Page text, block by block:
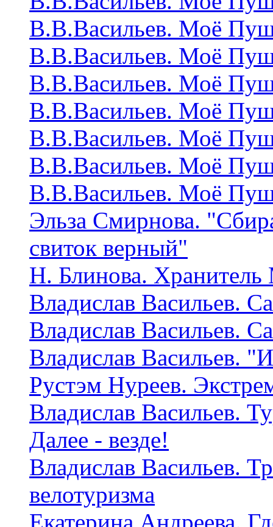
В.В.Васильев. Моё
В.В.Васильев. Моё
В.В.Васильев. Моё
В.В.Васильев. Моё
В.В.Васильев. Моё
В.В.Васильев. Моё
В.В.Васильев. Моё
Эльза Смирнова.
свиток верный"
Н. Блинова. Хранитель
Владислав Васильев.
Владислав Васильев.
Владислав Васильев.
Рустэм Нуреев.
Владислав Васильев.
Далее - везде!
Владислав Васильев.
велотуризма